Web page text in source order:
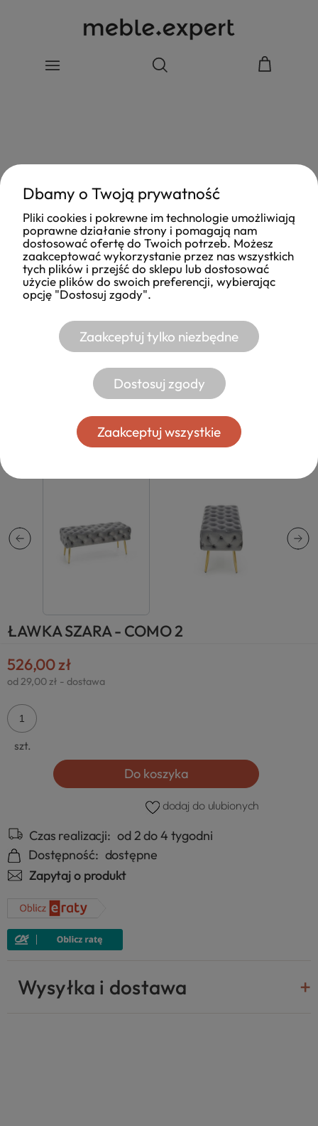
ŁAWKA SZARA - COMO 2
526,00 zł
od 29,00 zł - dostawa
szt.
Do koszyka
dodaj do ulubionych
Czas realizacji: od 2 do 4 tygodni
Dostępność: dostępne
Zapytaj o produkt
Wysyłka i dostawa
Dbamy o Twoją prywatność
Pliki cookies i pokrewne im technologie umożliwiają
poprawne działanie strony i pomagają nam
dostosować ofertę do Twoich potrzeb. Możesz
zaakceptować wykorzystanie przez nas wszystkich
tych plików i przejść do sklepu lub dostosować
użycie plików do swoich preferencji, wybierając
opcję "Dostosuj zgody".
Zaakceptuj tylko niezbędne
Dostosuj zgody
Zaakceptuj wszystkie